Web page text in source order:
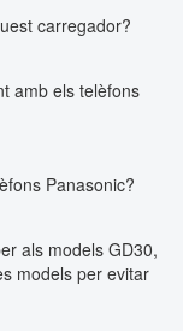
carregador?
amb els telèfons
Panasonic?
als models GD30,
models per evitar